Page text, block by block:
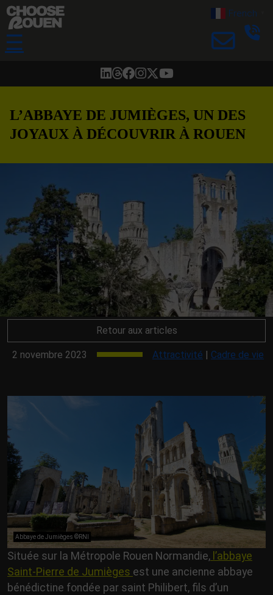
☰
French
L’ABBAYE DE JUMIÈGES, UN DES
JOYAUX À DÉCOUVRIR À ROUEN
Retour aux articles
2 novembre 2023 Attractivité | Cadre de vie
Abbaye de Jumièges ©RNI
Située sur la Métropole Rouen Normandie, l’abbaye
Saint-Pierre de Jumièges est une ancienne abbaye
bénédictine fondée par saint Philibert, fils d’un